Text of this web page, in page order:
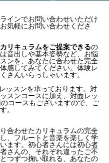
インでお問い合わせいただけ
気軽にお問い合わせくださ
リキュラムをご提案できるの
音出しや基本姿勢など、お悩
ンを、あなたに合わせた完全
感してみてください。体験レ
さんいらっしゃいます。
ッスンを承っております。対
スンコースに加え、対面レッ
コースもございますので、
ご
。
合わせたカリキュラムの完全
、フルートと音楽を楽しく学
ます。初心者さんには初心者
さんの、それぞれ違ったご不
つずつ掬い取れる、 あなたの